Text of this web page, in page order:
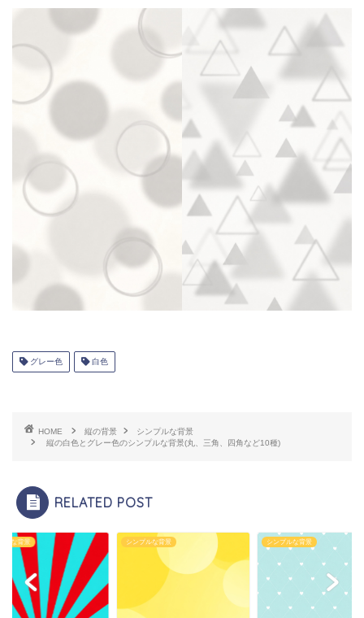
グレー色 白色
HOME 縦の背景
シンプルな背景
縦の白色とグレー色のシンプルな背景(丸、三角、四角など10種)
RELATED POST
ルな背景 シンプルな背景 シンプルな背景